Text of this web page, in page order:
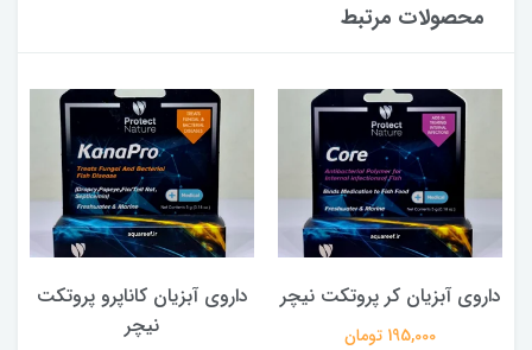
محصولات مرتبط
داروی آبزیان کر پروتکت نیچر
195,000 تومان
داروی آبزیان کاناپرو پروتکت
نیچر